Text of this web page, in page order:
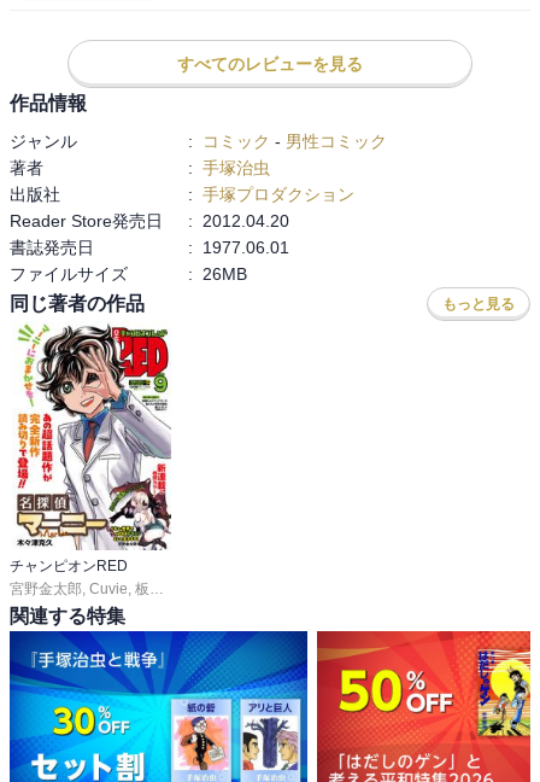
すべてのレビューを見る
作品情報
ジャンル : コミック - 男性コミック
著者
: 手塚治虫
出版社
: 手塚プロダクション
Reader Store発売日
:
2012.04.20
書誌発売日
:
1977.06.01
ファイルサイズ
: 26MB
同じ著者の作品 もっと見る
チャンピオンRED
宮野金太郎, Cuvie, 板垣恵介
関連する特集